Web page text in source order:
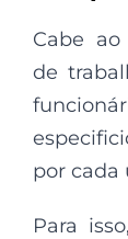
Cabe
de
por cada
Para